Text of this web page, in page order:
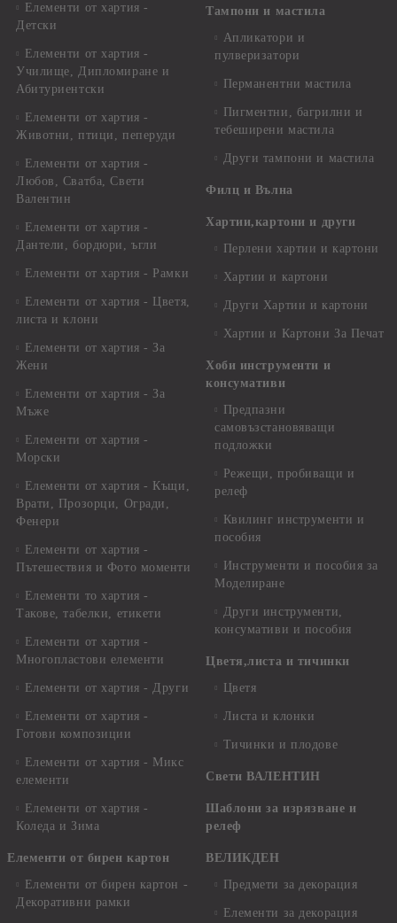
Елементи от хартия -
Детски
Елементи от хартия -
Училище, Дипломиране и
Абитуриентски
Елементи от хартия -
Животни, птици, пеперуди
Елементи от хартия -
Любов, Сватба, Свети
Валентин
Елементи от хартия -
Дантели, бордюри, ъгли
Елементи от хартия - Рамки
Елементи от хартия - Цветя,
листа и клони
Елементи от хартия - За
Жени
Елементи от хартия - За
Мъже
Елементи от хартия -
Морски
Елементи от хартия - Къщи,
Врати, Прозорци, Огради,
Фенери
Елементи от хартия -
Пътешествия и Фото моменти
Елементи то хартия -
Такове, табелки, етикети
Елементи от хартия -
Многопластови елементи
Елементи от хартия - Други
Елементи от хартия -
Готови композиции
Елементи от хартия - Микс
елементи
Елементи от хартия -
Коледа и Зима
Елементи от бирен картон
Елементи от бирен картон -
Декоративни рамки
Тампони и мастила
Апликатори и
пулверизатори
Перманентни мастила
Пигментни, багрилни и
тебеширени мастила
Други тампони и мастила
Филц и Вълна
Хартии,картони и други
Перлени хартии и картони
Хартии и картони
Други Хартии и картони
Хартии и Картони За Печат
Хоби инструменти и
консумативи
Предпазни
самовъзстановяващи
подложки
Режещи, пробиващи и
релеф
Квилинг инструменти и
пособия
Инструменти и пособия за
Моделиране
Други инструменти,
консумативи и пособия
Цветя,листа и тичинки
Цветя
Листа и клонки
Тичинки и плодове
Свети ВАЛЕНТИН
Шаблони за изрязване и
релеф
ВЕЛИКДЕН
Предмети за декорация
Елементи за декорация